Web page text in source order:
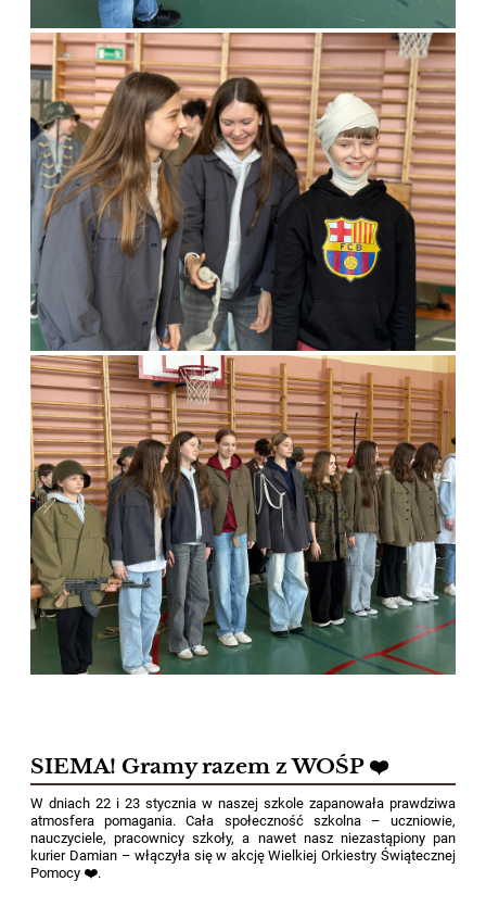
SIEMA! Gramy razem z WOŚP ❤️
W dniach 22 i 23 stycznia w naszej szkole zapanowała prawdziwa
atmosfera pomagania. Cała społeczność szkolna – uczniowie,
nauczyciele, pracownicy szkoły, a nawet nasz niezastąpiony pan
kurier Damian – włączyła się w akcję Wielkiej Orkiestry Świątecznej
Pomocy ❤️.